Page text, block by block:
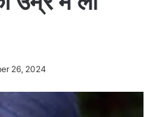
26, 2024